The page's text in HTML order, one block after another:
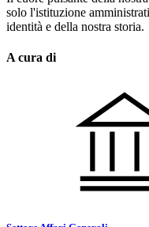
solo l'istituzione
identità e della nostra storia.
A cura di